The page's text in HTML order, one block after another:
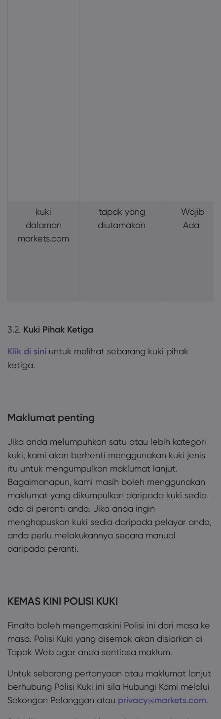
kuki
dalaman
markets.com
tapak yang
diutamakan
Wajib
Ada
3.2. Kuki Pihak Ketiga
Klik di sini untuk melihat sebarang kuki pihak
ketiga.
Maklumat penting
Jika anda melumpuhkan satu atau lebih kategori
kuki, kami akan berhenti menggunakan kuki jenis
itu untuk mengumpulkan maklumat lanjut.
Bagaimanapun, kami masih boleh menggunakan
maklumat yang dikumpulkan daripada kuki sedia
ada di peranti anda. Jika anda ingin
menghapuskan kuki sedia daripada pelayar anda,
anda perlu melakukannya secara manual
daripada peranti.
KEMAS KINI POLISI KUKI
Finalto boleh mengemaskini Polisi ini dari masa ke
masa. Polisi Kuki yang disemak akan disiarkan di
Tapak Web agar anda sentiasa maklum.
Untuk sebarang pertanyaan atau maklumat lanjut
berhubung Polisi Kuki ini sila Hubungi Kami melalui
Sokongan Pelanggan atau privacy@markets.com.